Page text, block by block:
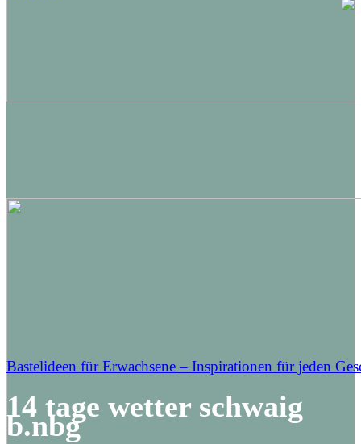
Bastelideen für Erwachsene – Inspirationen für jeden
14 tage wetter schwaig
b.nbg